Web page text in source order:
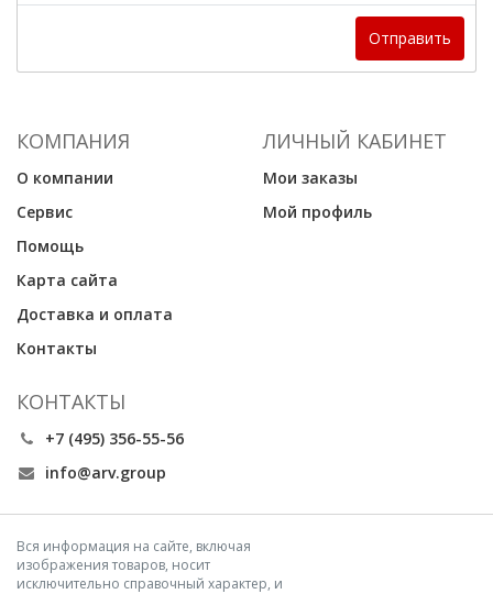
Отправить
КОМПАНИЯ
О компании
Сервис
Помощь
Карта сайта
Доставка и оплата
Контакты
ЛИЧНЫЙ КАБИНЕТ
Мои заказы
Мой профиль
КОНТАКТЫ
+7 (495) 356-55-56
info@arv.group
Вся информация на сайте, включая
изображения товаров, носит
исключительно справочный характер, и